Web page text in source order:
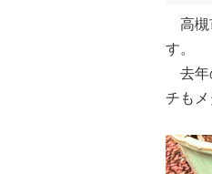
高槻
す。
去年
チもメ